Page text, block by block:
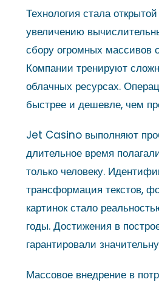
Технология стала
увеличению
сбору огромных массивов
Компании тренируют
облачных ресурсах.
быстрее и дешевле, чем
Jet Casino выполняют
длительное время
только человеку.
трансформация текстов,
картинок стало
годы. Достижения в
гарантировали
Массовое внедрение в